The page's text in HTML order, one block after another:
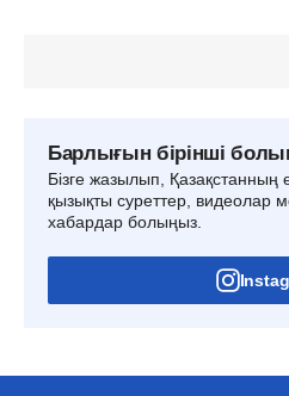
Барлығын бірінші
Бізге жазылып, Қазақстанның
қызықты суреттер, видеолар
хабардар болыңыз.